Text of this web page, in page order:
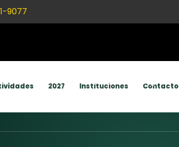
Login
Contacto Nosotros
2027 Instituciones Contacto
9077